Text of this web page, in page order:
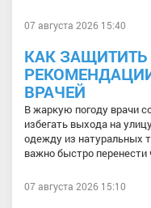
07 августа 2026 15:40
КАК
ВРАЧЕЙ
В жаркую погоду врачи
избегать выхода на
одежду из натуральных
важно быстро перенести
07 августа 2026 15:10